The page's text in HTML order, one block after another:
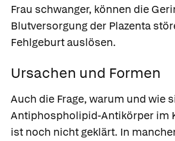
Frau schwanger, können die
Blutversorgung der Plazenta
Fehlgeburt auslösen.
Ursachen und Formen
Auch die Frage, warum und wie
Antiphospholipid-Antikörper im
ist noch nicht geklärt. In